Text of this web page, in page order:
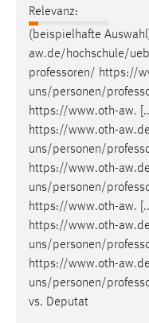
Relevanz:
(beispielhafte
aw.de/hochschule/
professoren/ https://
uns/personen/
https://www.oth-aw.
https://www.oth-
uns/personen/
https://www.oth-
uns/personen/
https://www.oth-aw.
https://www.oth-
uns/personen/
https://www.oth-
uns/personen/
vs. Deputat
chat-frame-style-
Zweck:
Wird benötigt um
Cookie Laufzeit:
MibewSessionID,
Jahre,
Login
Name:
fe_user, be_user,
Zweck:
Dieser Cookie ist
einloggen zu können.